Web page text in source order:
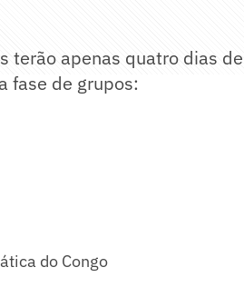
terão apenas quatro dias
fase de grupos:
do Congo